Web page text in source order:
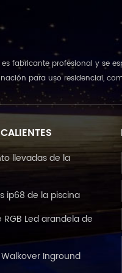
es fabricante profesional y
para uso residencial,
llevadas de la
ip68 de la piscina
Led arandela de
Walkover Inground